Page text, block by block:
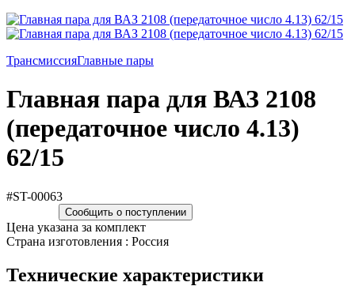
ТрансмиссияГлавные пары
Главная пара для ВАЗ 2108
(передаточное число 4.13)
62/15
#ST-00063
Сообщить о поступлении
Цена указана за комплект
Страна изготовления : Россия
Технические характеристики